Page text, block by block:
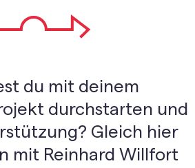
du mit deinem
durchstarten und
Gleich hier
mit Reinhard Willfort